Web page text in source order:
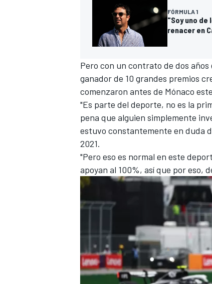
FÓRMULA 1
"Soy uno de
renacer en
Pero con un contrato de dos
ganador de 10 grandes premios
comenzaron antes de Mónaco
"Es parte del deporte, no es la
pena que alguien simplemente
estuvo constantemente en duda
2021.
"Pero eso es normal en este
apoyan al 100%, así que por eso,